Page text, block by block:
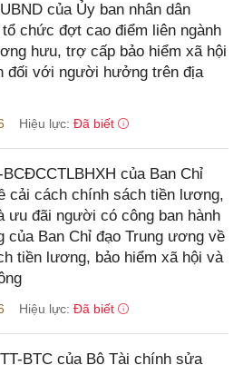
của Ủy ban nhân dân
chức đợt cao điểm liên ngành
hưu, trợ cấp bảo hiểm xã hội
đối với người hưởng trên địa
Hiệu lực: Đã biết
của Ban Chỉ
cải cách chính sách tiền lương,
ưu đãi người có công ban hành
của Ban Chỉ đạo Trung ương về
tiền lương, bảo hiểm xã hội và
Hiệu lực: Đã biết
BTC của Bộ Tài chính sửa